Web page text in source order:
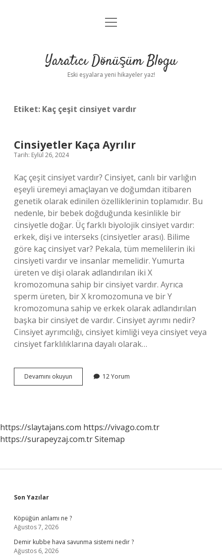
Anasayfa
Yasal Uyarı
menüyü
Yaratıcı Dönüşüm Blogu
Eski eşyalara yeni hikayeler yaz!
Etiket: Kaç çeşit cinsiyet vardır
Cinsiyetler Kaça Ayrılır
Tarih: Eylül 26, 2024
Kaç çeşit cinsiyet vardır? Cinsiyet, canlı bir varlığın
eşeyli üremeyi amaçlayan ve doğumdan itibaren
genetik olarak edinilen özelliklerinin toplamıdır. Bu
nedenle, bir bebek doğduğunda kesinlikle bir
cinsiyetle doğar. Üç farklı biyolojik cinsiyet vardır:
erkek, dişi ve interseks (cinsiyetler arası). Bilime
göre kaç cinsiyet var? Pekala, tüm memelilerin iki
cinsiyeti vardır ve insanlar memelidir. Yumurta
üreten ve dişi olarak adlandırılan iki X
kromozomuna sahip bir cinsiyet vardır. Ayrıca
sperm üreten, bir X kromozomuna ve bir Y
kromozomuna sahip ve erkek olarak adlandırılan
başka bir cinsiyet de vardır. Cinsiyet ayrımı nedir?
Cinsiyet ayrımcılığı, cinsiyet kimliği veya cinsiyet veya
cinsiyet farklılıklarına dayalı olarak…
Devamını okuyun Cinsiyetler
Kaça
12 Yorum
https://slaytajans.com https://vivago.com.tr
https://surapeyzaj.com.trSitemap
Sidebar
Son Yazılar
Köpüğün anlamı ne ?
Ağustos 7, 2026
Demir kubbe hava savunma sistemi nedir ?
Ağustos 6, 2026